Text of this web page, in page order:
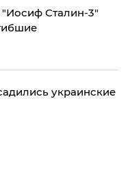
Сталин-3"
украинские